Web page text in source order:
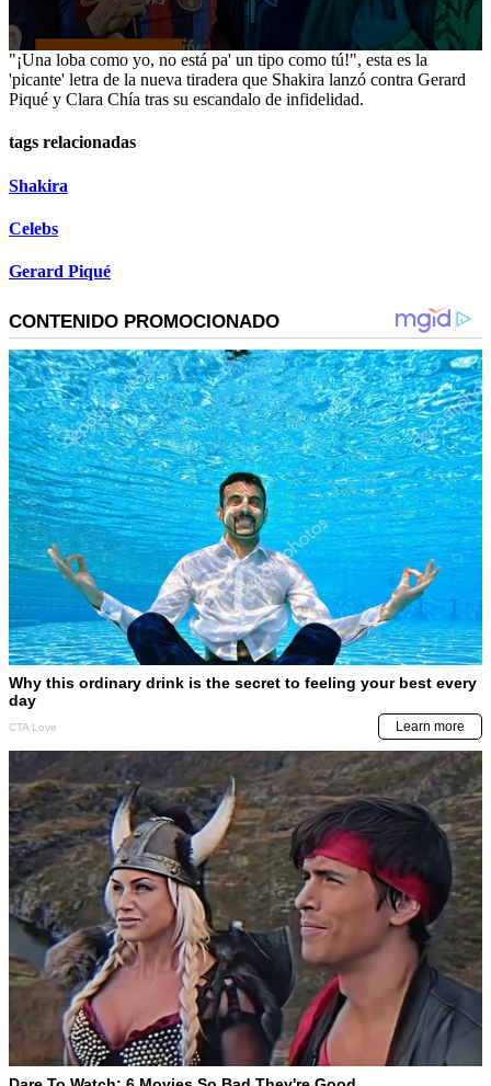
0
seconds
of
3
5
"¡Una loba como yo, no está pa' un tipo como tú!", esta es la
'picante' letra de la nueva tiradera que Shakira lanzó contra Gerard
Piqué y Clara Chía tras su escandalo de infidelidad.
tags relacionadas
Shakira
Celebs
Gerard Piqué